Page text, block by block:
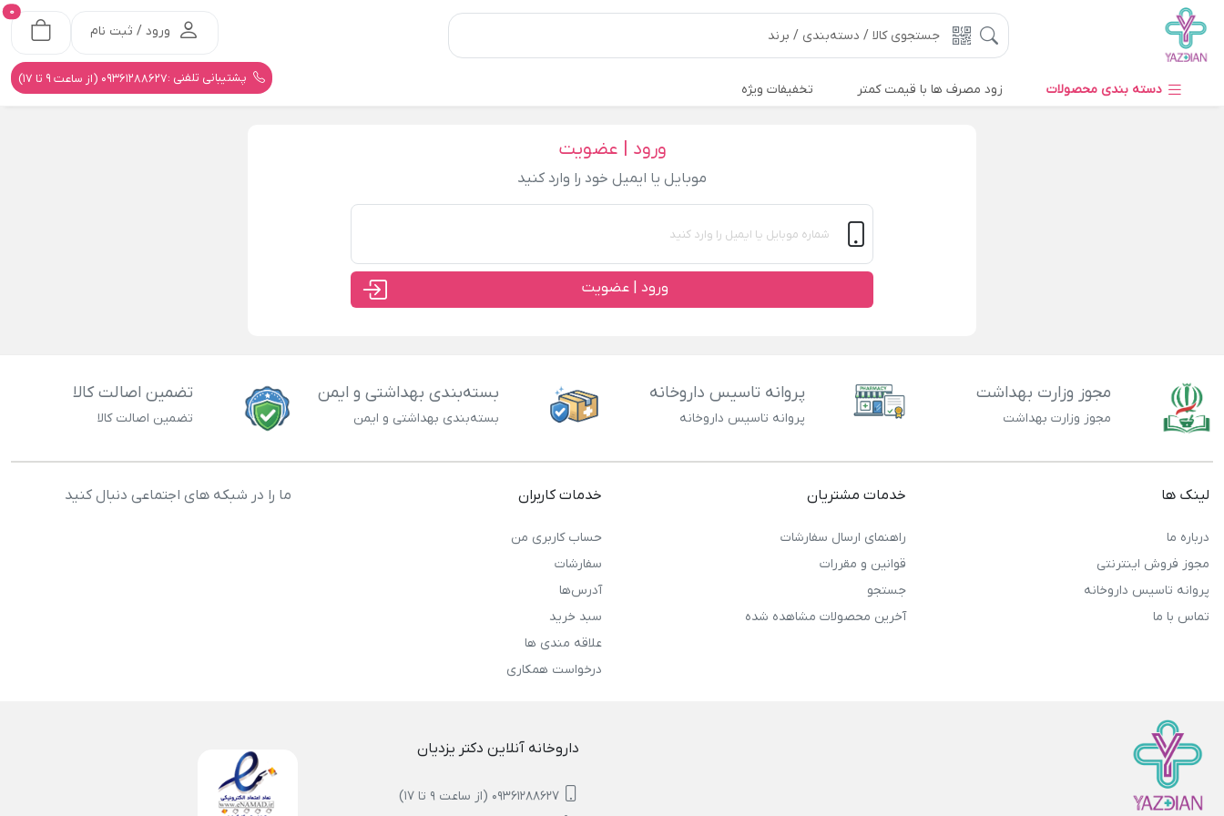
ورود / ثبت نام
0
پشتیبانی تلفنی :09361288627 (از ساعت 9 تا 17)
دسته بندی محصولات زود مصرف ها با قیمت کمتر تخفیفات ویژه
ورود | عضویت
موبایل یا ایمیل خود را وارد کنید
ورود | عضویت
مجوز وزارت بهداشت
مجوز وزارت بهداشت
پروانه تاسیس داروخانه
پروانه تاسیس داروخانه
بسته‌بندی بهداشتی و ایمن
بسته‌بندی بهداشتی و ایمن
تضمین اصالت کالا
تضمین اصالت کالا
لینک ها
درباره ما
مجوز فروش اینترنتی
پروانه تاسیس داروخانه
تماس با ما
خدمات مشتریان
راهنمای ارسال سفارشات
قوانین و مقررات
جستجو
آخرین محصولات مشاهده شده
خدمات کاربران
حساب کاربری من
سفارشات
آدرس‌ها
سبد خرید
علاقه مندی ها
درخواست همکاری
ما را در شبکه های اجتماعی دنبال کنید
داروخانه آنلاین دکتر یزدیان
09361288627 (از ساعت 9 تا 17)